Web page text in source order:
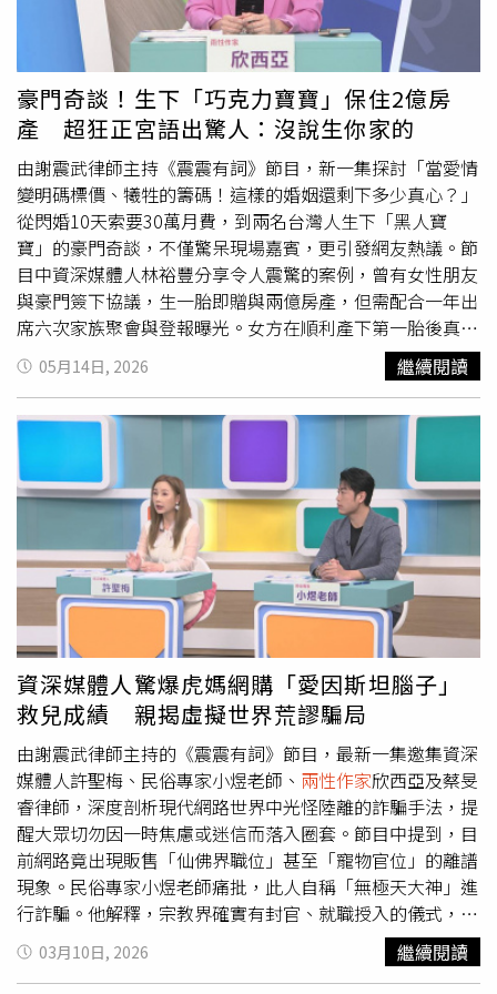
西亞與Shane任翔最終決定攜手修復關係。她透露，夫妻倆
為此投入大量時間與心力，但過程並沒有因此變得輕鬆，
「壓力沒有比較小，眼淚沒有比較少，痛苦也沒有因此減
輕。」她表示，受傷的一方在重建信任與面對背叛創傷之
間，往往需要長時間反覆拉扯，即使另一半陪伴在身邊，也
可能因為經過某個地方、聽到某個名字，而再次勾起受傷的
記憶。如今距離外遇事件已過5年，欣西亞表示，兩人至今
仍持續修復彼此的關係，雖然無法預料未來會如何發展，但
她可以確定的是，「我們比從前更相互靠近。」她也以自身
經歷鼓勵曾在感情中受傷的人，面對背叛時可以悲傷、可以
崩潰，但不要因此否定自己，更不要放棄自己，仍要帶著勇
氣繼續向前。
豪門奇談！生下「巧克力寶寶」保住2億房
產 超狂正宮語出驚人：沒說生你家的
由謝震武律師主持《震震有詞》節目，新一集探討「當愛情
變明碼標價、犧牲的籌碼！這樣的婚姻還剩下多少真心？」
從閃婚10天索要30萬月費，到兩名台灣人生下「黑人寶
寶」的豪門奇談，不僅驚呆現場嘉賓，更引發網友熱議。節
目中資深媒體人林裕豐分享令人震驚的案例，曾有女性朋友
與豪門簽下協議，生一胎即贈與兩億房產，但需配合一年出
席六次家族聚會與登報曝光。女方在順利產下第一胎後真的
獲贈一間房，接著婚後第三年竟生下「巧克力寶寶」的黑人
寶寶。面對質疑，女方竟語出驚人表示：「答應幫你們家生
小孩，又沒說一定要生你家的。」最終夫家為維持顏面，沒
將贈與的房產收回，並將母子安置於美國，維持「名存實
亡」的婚姻，奇特結局讓現場眾人嘖嘖稱奇。資深婚顧ViVi
提到，家境普通的新郎非常愛新娘，但女方家長基於公司高
階主管的面子問題，開出要結婚的條件為1、禮車必須是12
台名車，2、需準備大聘200萬，雖然女方不收大聘，但另
需小聘66萬讓女方帶走，3、必須在五星級飯店宴客，且女
方20桌的費用由男方支付，ViVi說：「由於新郎真的太愛新
娘，拿家中房子去貸款舉辦這場風光婚禮。」只是當女方嫁
進男方家中，竟然要幫忙償還當初辦婚宴的貸款，以及償還
男方家中原本的債務，最後讓她決定訴訟離婚。資深媒體人
林裕豐分享令人震驚的婚姻案例。（圖／和展影視提供）
性作家欣西亞分享另一個極端案例，一名女大生在父母處心
積慮安排下，讓她嫁入豪門，企業老闆允諾婚後先給一棟
房、及20萬家用，還願意給女方父母一個人一個月五萬的孝
親費，但要女大生做健康檢查確認身體健康，且必須是完璧
之身，婚後企業老闆覺得太太不懂閨房訣竅，提出要找酒店
小姐到府授課，當大老闆與酒店小姐進行性行為時，要太太
在一旁做筆記學習，她向父母親提出此怪異事件，父母親竟
要她看在每個月孝親費上好好學習，這位年輕太太找上欣西
亞詢問該怎麼面對這樣的婚姻，也提到自己會想要跟韓劇女
主角一樣跟同年紀的年輕歐巴談戀愛、親密接觸，可是看在
05月14日, 2026 繼續閱讀
資深媒體人驚爆虎媽網購「愛因斯坦腦子」
救兒成績 親揭虛擬世界荒謬騙局
由謝震武律師主持的《震震有詞》節目，最新一集邀集資深
媒體人許聖梅、民俗專家小煜老師、 兩性作家欣西亞及蔡旻
睿律師，深度剖析現代網路世界中光怪陸離的詐騙手法，提
醒大眾切勿因一時焦慮或迷信而落入圈套。節目中提到，目
前網路竟出現販售「仙佛界職位」甚至「寵物官位」的離譜
現象。民俗專家小煜老師痛批，此人自稱「無極天大神」進
行詐騙。他解釋，宗教界確實有封官、就職授入的儀式，但
必須經過長年修行。現在許多網路賣家僅憑一張咒紙就宣稱
擁有實權，業界還有賣寵物官位，誘騙飼主花錢讓寵物當
03月10日, 2026 繼續閱讀